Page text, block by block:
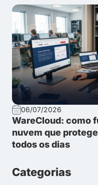
06/07/2026
WareCloud: como
nuvem que
todos os dias
Categorias